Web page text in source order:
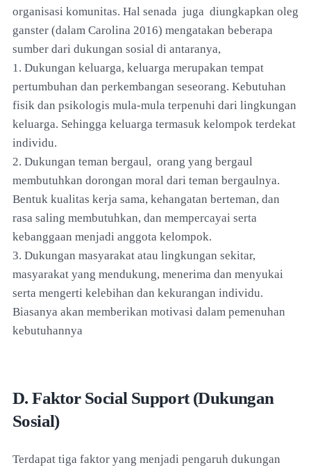
organisasi komunitas. Hal senada juga diungkapkan oleg
ganster (dalam Carolina 2016) mengatakan beberapa
sumber dari dukungan sosial di antaranya,
1. Dukungan keluarga, keluarga merupakan tempat
pertumbuhan dan perkembangan seseorang. Kebutuhan
fisik dan psikologis mula-mula terpenuhi dari lingkungan
keluarga. Sehingga keluarga termasuk kelompok terdekat
individu.
2. Dukungan teman bergaul, orang yang bergaul
membutuhkan dorongan moral dari teman bergaulnya.
Bentuk kualitas kerja sama, kehangatan berteman, dan
rasa saling membutuhkan, dan mempercayai serta
kebanggaan menjadi anggota kelompok.
3. Dukungan masyarakat atau lingkungan sekitar,
masyarakat yang mendukung, menerima dan menyukai
serta mengerti kelebihan dan kekurangan individu.
Biasanya akan memberikan motivasi dalam pemenuhan
kebutuhannya
D. Faktor Social Support (Dukungan
Sosial)
Terdapat tiga faktor yang menjadi pengaruh dukungan